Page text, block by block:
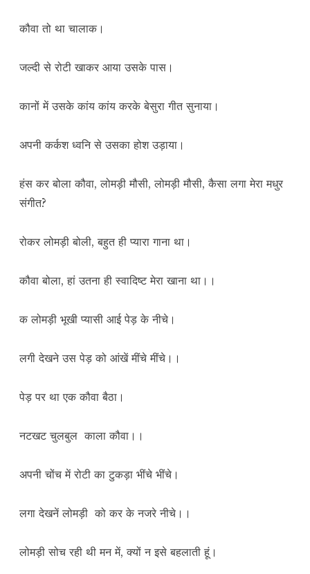
कौवा तो था चालाक।
जल्दी से रोटी खाकर आया उसके पास।
कानों में उसके कांय कांय करके बेसुरा गीत सुनाया।
अपनी कर्कश ध्वनि से उसका होश उड़ाया।
हंस कर बोला कौवा, लोमड़ी मौसी, लोमड़ी मौसी, कैसा लगा मेरा मधुर
संगीत?
रोकर लोमड़ी बोली, बहुत ही प्यारा गाना था।
कौवा बोला, हां उतना ही स्वादिष्ट मेरा खाना था।।
क लोमड़ी भूखी प्यासी आई पेड़ के नीचे।
लगी देखने उस पेड़ को आंखें मींचे मींचे।।
पेड़ पर था एक कौवा बैठा।
नटखट चुलबुल काला कौवा।।
अपनी चोंच में रोटी का टुकड़ा भींचे भींचे।
लगा देखनें लोमड़ी को कर के नजरे नीचे।।
लोमड़ी सोच रही थी मन में, क्यों न इसे बहलाती हूं।